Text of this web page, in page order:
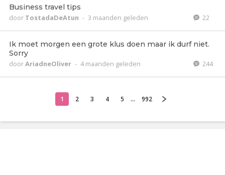
Business travel tips
door TostadaDeAtun - 3 maanden geleden 22
Ik moet morgen een grote klus doen maar ik durf niet.
Sorry
doorAriadneOliver - 4 maanden geleden 244
1 2 3 4 5 ... 992